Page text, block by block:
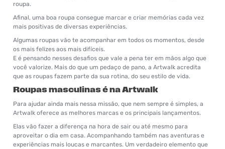
roupa.
Afinal, uma boa roupa consegue marcar e criar memórias cada vez
mais positivas de diversas experiências.
Algumas roupas vão te acompanhar em todos os momentos, desde
os mais felizes aos mais difíceis.
E é pensando nesses desafios que vale a pena ter em mãos algo que
você valorize. Mais do que um pedaço de pano, a Artwalk acredita
que as roupas fazem parte da sua rotina, do seu estilo de vida.
Roupas masculinas é na Artwalk
Para ajudar ainda mais nessa missão, que nem sempre é simples, a
Artwalk oferece as melhores marcas e os principais lançamentos.
Elas vão fazer a diferença na hora de sair ou até mesmo para
aproveitar o dia em casa. Acompanhando também nas aventuras e
experiências mais loucas e marcantes. Um verdadeiro elemento que